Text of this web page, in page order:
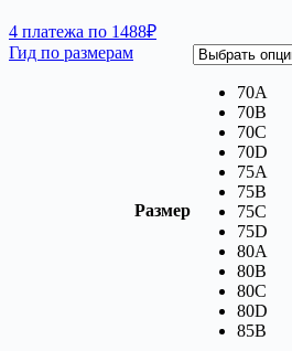
4 платежа по 1488₽
Гид по размерам
Размер
70A
70B
70C
70D
75A
75B
75C
75D
80A
80B
80C
80D
85В